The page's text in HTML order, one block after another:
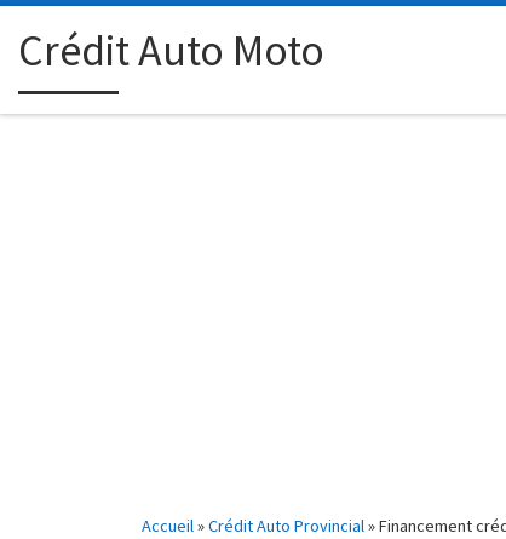
Passer au contenu
Crédit Auto Moto
Accueil»Crédit Auto Provincial»Financement